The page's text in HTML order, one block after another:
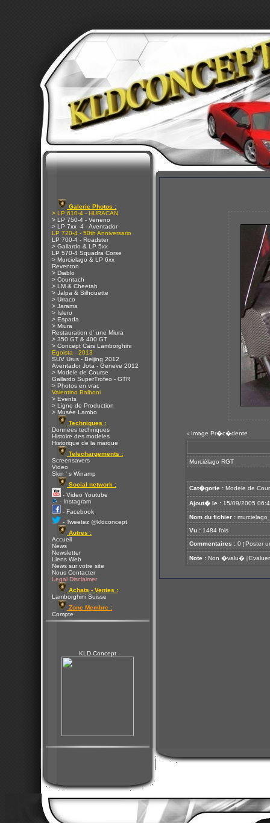
Galerie Photos :
> LP 610-4 - HURACAN
> LP 750-4 - Veneno
> LP 7xx -4 - Aventador
LP 720-4 - 50th Anniversario
LP 700-4 - Roadster
> Gallardo & LP 5xx
LP 570-4 Squadra Corse
> Murcielago & LP 6xx
Reventon
> Diablo
> Countach
> LM & Cheetah
> Jalpa & Silhouette
> Urraco
> Jarama
> Islero
> Espada
> Miura
Restauration d' une Miura
> 350 GT & 400 GT
> Concept Cars Lamborghini
Egoista - 2013
SUV Urus - Beijing 2012
Aventador Jota - Geneve 2012
> Modele de Course
Gallardo SuperTrofeo - GTR
> Photos en vrac
Valentino Balboni
> Events
> Ligne de Production
> Musée Lambo
Techniques :
Donnees techniques
Histoire des modeles
Historique de la marque
Telechargements :
Screensavers
Video
Skin ' s Winamp
Social network :
- Video Youtube
- Instagram
- Facebook
- Tweetez @kldconcept
Autres :
Accueil
News
Newsletter
Liens Web
News sur votre site
Nous Contacter
Legal Disclaimer
Achats - Ventes :
Lamborghini Suisse
Zone Membre :
Compte
KLD Concept
< Image Pr�c�dente
Murciélago RGT
Cat�gorie : Modele de
Ajout� le : 15/09/2005
Nom du fichier :
Vu : 1484 fois
Commentaires : 0 [ Poster
Note : Non �valu� [ Evaluer